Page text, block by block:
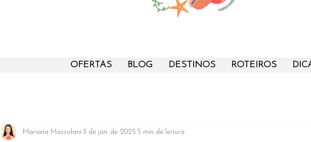
OFERTAS BLOG DESTINOS ROTEIROS
Mariana Mazzolani 3 de jan. de 2025 5 min de leitura